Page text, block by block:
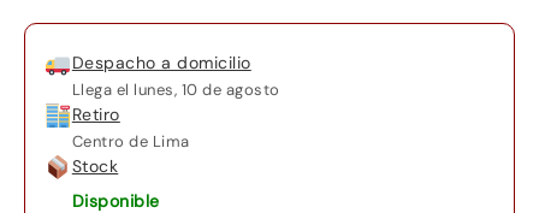
Despacho a domicilio
Llega el lunes, 10 de agosto
Retiro
Centro de Lima
Stock
Disponible